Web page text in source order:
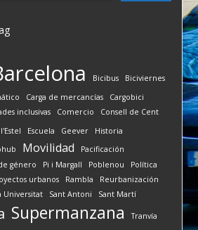
Bicibus
Biciviernes
Carga de mercancías
Cargobici
inclusivas Comercio Consell de Cent
Escuela Geever
Historia
Movilidad
Pacificación
género Pi i Margall Poblenou
Política
urbanos Rambla
Reurbanización
Universitat Sant Antoni Sant Martí
Supermanzana Tranvía